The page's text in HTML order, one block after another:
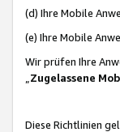
(d) Ihre Mobile
(e) Ihre Mobile
Wir prüfen Ihre
„Zugelassene
Diese Richtlinien